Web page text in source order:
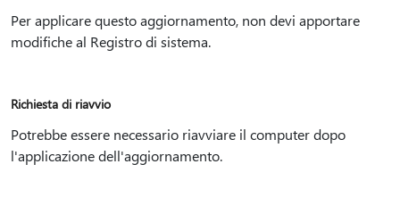
Per applicare questo aggiornamento, non devi apportare
modifiche al Registro di sistema.
Richiesta di riavvio
Potrebbe essere necessario riavviare il computer dopo
l'applicazione dell'aggiornamento.